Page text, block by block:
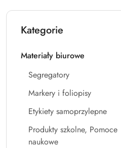
Kategorie
Materiały biurowe
Segregatory
Markery i foliopisy
Etykiety samoprzylepne
Produkty szkolne, Pomoce
naukowe